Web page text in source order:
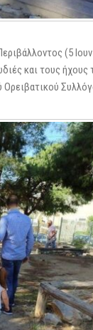
(5
και τους ήχους